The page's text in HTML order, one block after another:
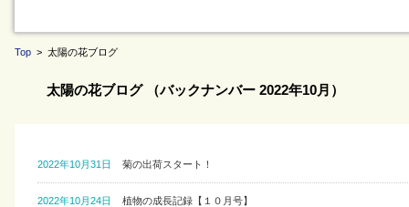
Top > 太陽の花ブログ
太陽の花ブログ （バックナンバー 2022年10月）
2022年10月31日 菊の出荷スタート！
2022年10月24日 植物の成長記録【１０月号】